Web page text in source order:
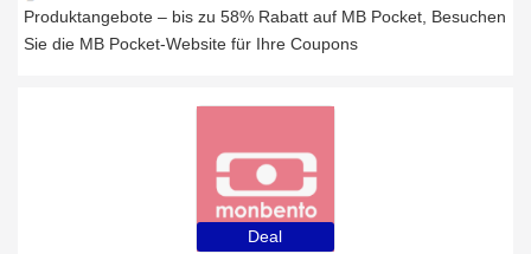
Produktangebote – bis zu 58% Rabatt auf MB Pocket, Besuchen
Sie die MB Pocket-Website für Ihre Coupons
Deal